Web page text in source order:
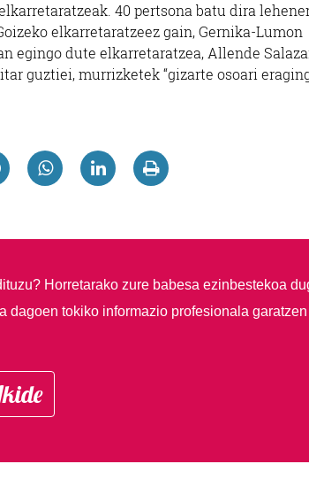
40 pertsona batu dira
elkarretaratzeez gain, Gernika-Lumon
egingo dute elkarretaratzea, Allende
guztiei, murrizketek “gizarte osoari
Horretarako zure babesa ezinbestekoa
dagoen tokiko informazio profesionala garatzen